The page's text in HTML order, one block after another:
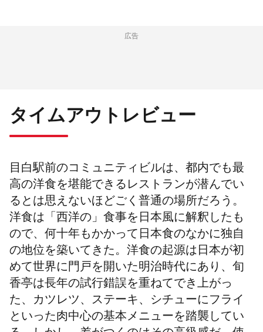
広告
タイムアウトレビュー
目白駅前のコミュニティビルは、都内でも最
高の洋食を堪能できるレストランが潜んでい
るとは思えないほどごく普通の場所だろう。
洋食は「西洋の」食事を日本風に解釈したも
ので、何十年もかかって日本食のなかに独自
の地位を築いてきた。洋食の起源は日本が初
めて世界に門戸を開いた明治時代にあり、旬
香亭は長年の試行錯誤を重ねてでき上がっ
た、カツレツ、ステーキ、シチューにフライ
といった肉中心の基本メニューを踏襲してい